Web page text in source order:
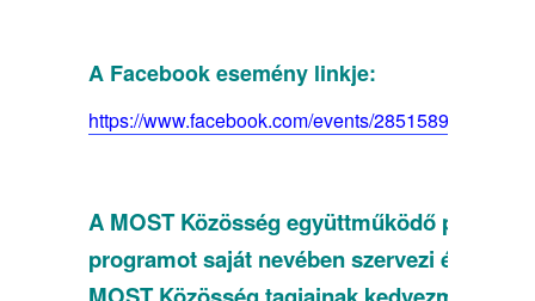
A Facebook esemény linkje:
https://www.facebook.com/events/
A MOST Közösség együttműködő partnere
programot saját nevében szervezi és a